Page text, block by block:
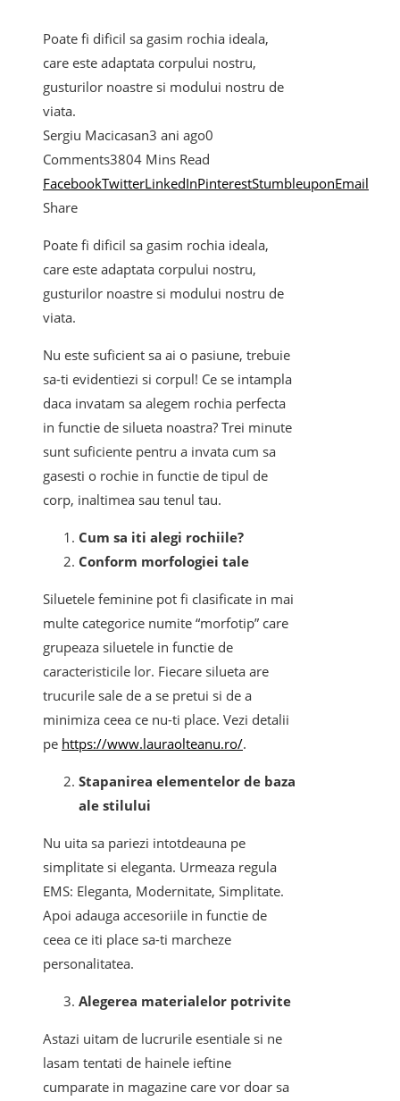
Poate fi dificil sa gasim rochia ideala,
care este adaptata corpului nostru,
gusturilor noastre si modului nostru de
viata.
Sergiu Macicasan3 ani ago0
Comments3804 Mins Read
FacebookTwitterLinkedInPinterestStumbleuponEmail
Share
Poate fi dificil sa gasim rochia ideala,
care este adaptata corpului nostru,
gusturilor noastre si modului nostru de
viata.
Nu este suficient sa ai o pasiune, trebuie
sa-ti evidentiezi si corpul! Ce se intampla
daca invatam sa alegem rochia perfecta
in functie de silueta noastra? Trei minute
sunt suficiente pentru a invata cum sa
gasesti o rochie in functie de tipul de
corp, inaltimea sau tenul tau.
Cum sa iti alegi rochiile?
Conform morfologiei tale
Siluetele feminine pot fi clasificate in mai
multe categorice numite “morfotip” care
grupeaza siluetele in functie de
caracteristicile lor. Fiecare silueta are
trucurile sale de a se pretui si de a
minimiza ceea ce nu-ti place. Vezi detalii
pe https://www.lauraolteanu.ro/.
Stapanirea elementelor de baza
ale stilului
Nu uita sa pariezi intotdeauna pe
simplitate si eleganta. Urmeaza regula
EMS: Eleganta, Modernitate, Simplitate.
Apoi adauga accesoriile in functie de
ceea ce iti place sa-ti marcheze
personalitatea.
Alegerea materialelor potrivite
Astazi uitam de lucrurile esentiale si ne
lasam tentati de hainele ieftine
cumparate in magazine care vor doar sa